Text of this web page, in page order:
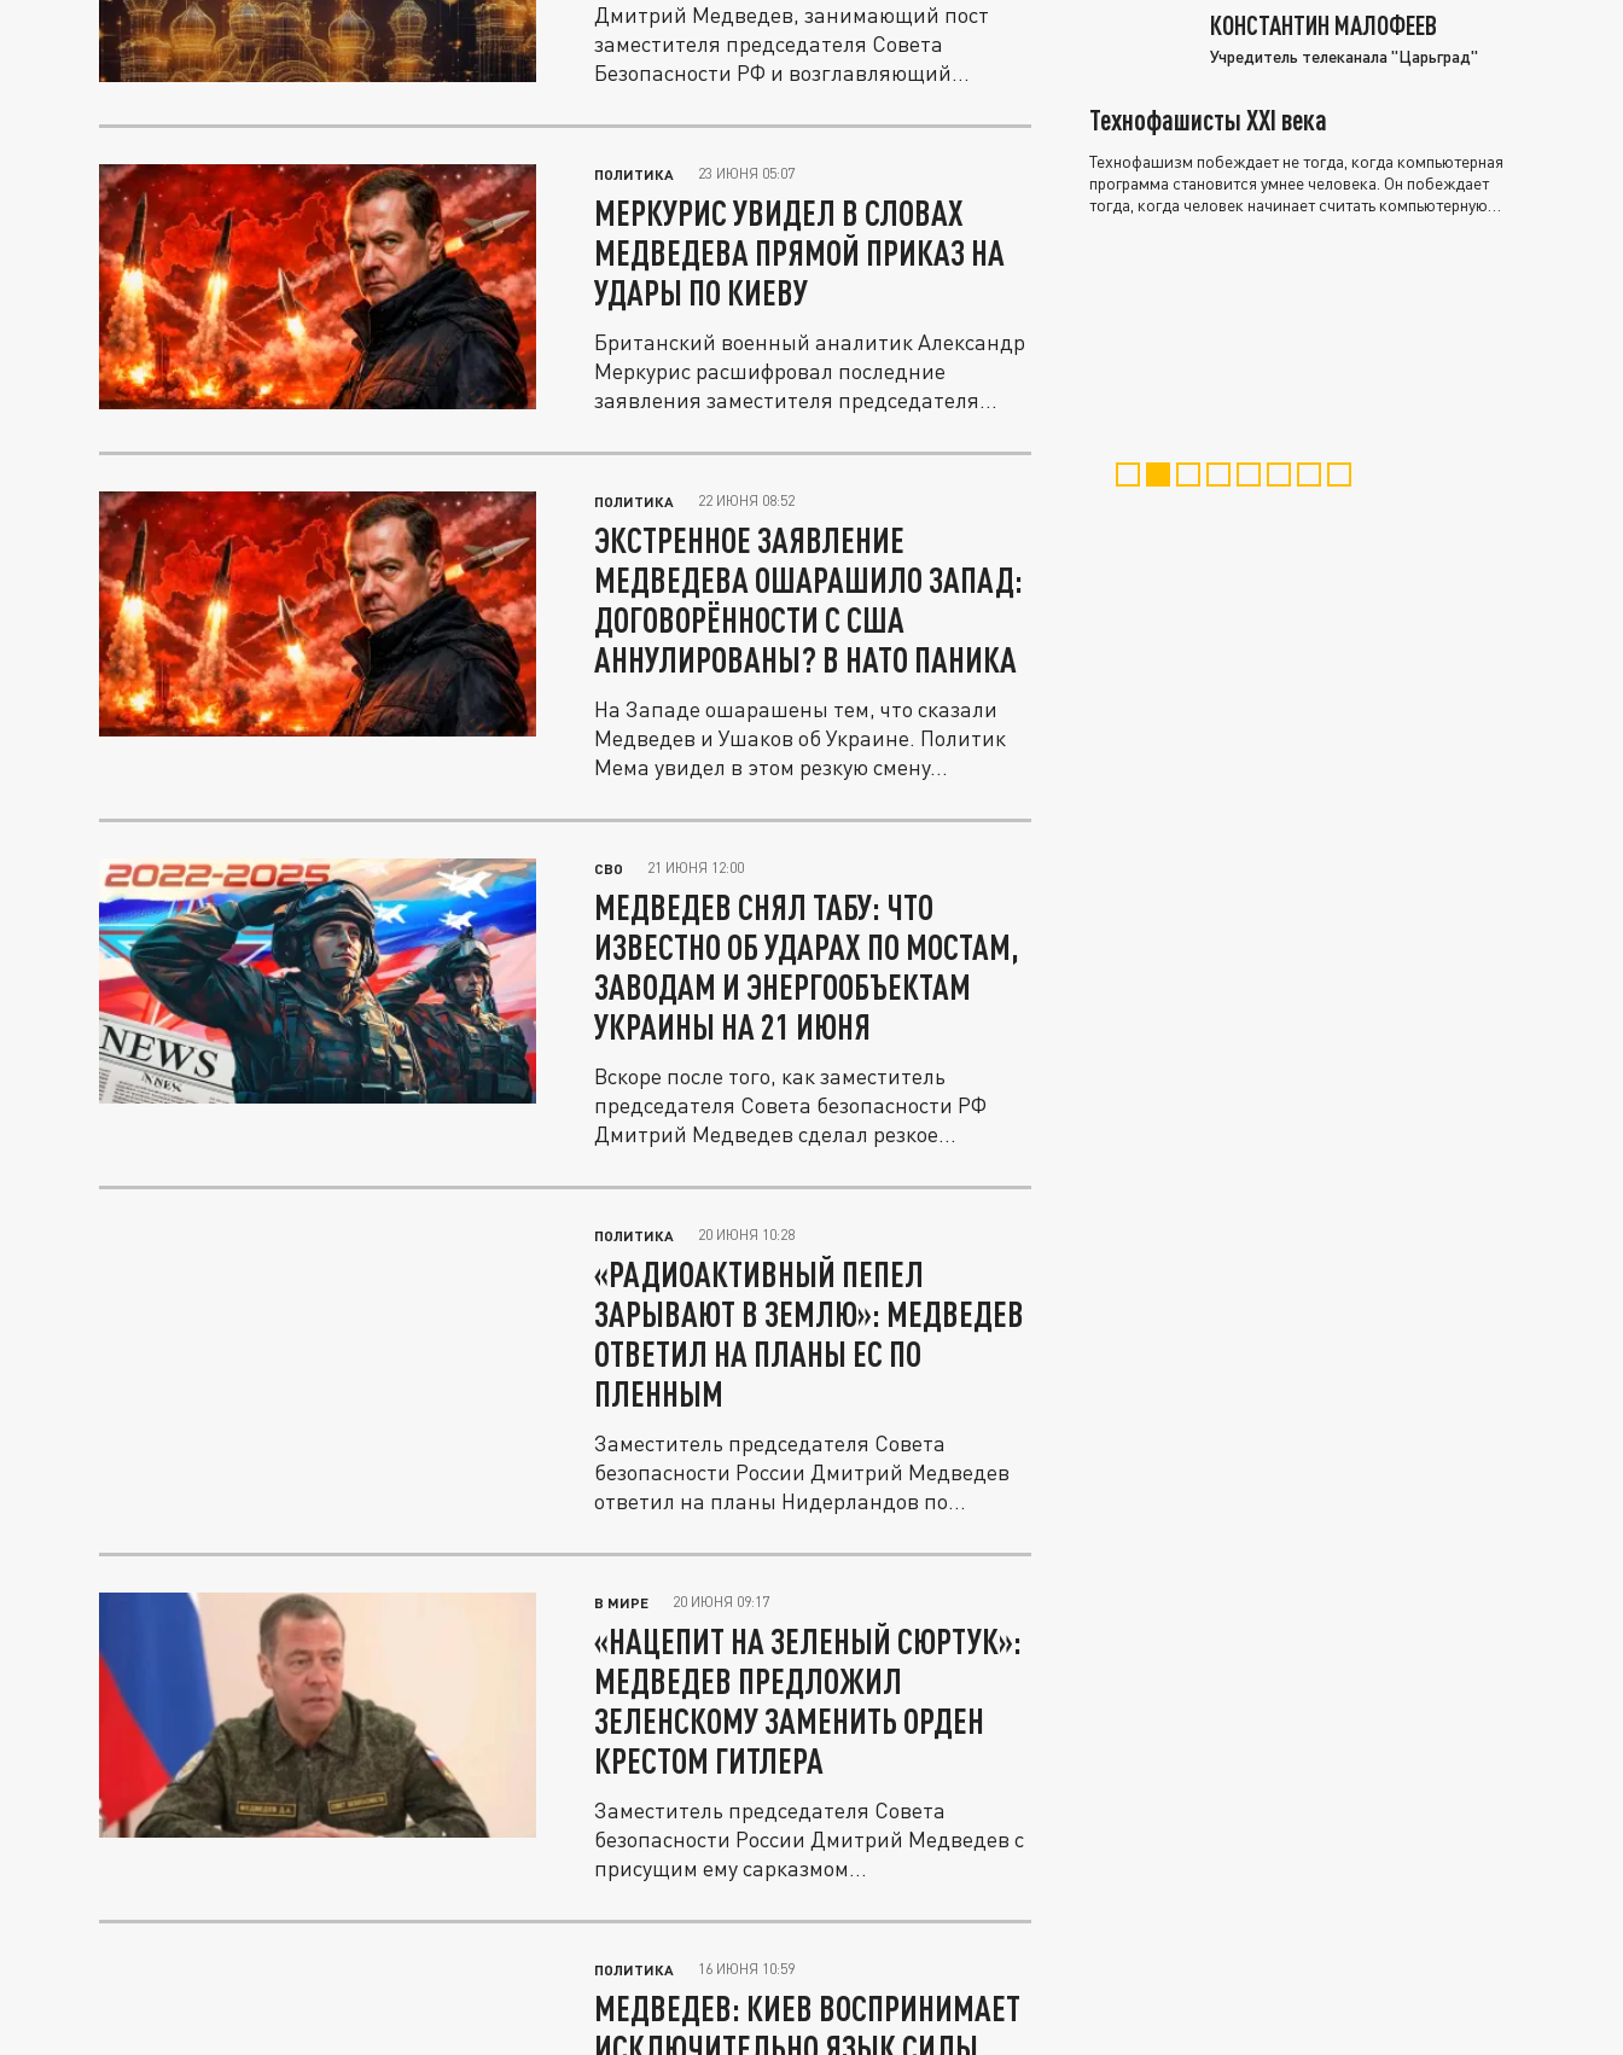
Дмитрий Медведев, занимающий пост
заместителя председателя Совета
Безопасности РФ и возглавляющий
ПОЛИТИКА 23 ИЮНЯ 05:07
МЕРКУРИС УВИДЕЛ В СЛОВАХ
МЕДВЕДЕВА ПРЯМОЙ ПРИКАЗ НА
УДАРЫ ПО КИЕВУ
Британский военный аналитик Александр
Меркурис расшифровал последние
заявления заместителя председателя...
ПОЛИТИКА 22 ИЮНЯ 08:52
ЭКСТРЕННОЕ ЗАЯВЛЕНИЕ
МЕДВЕДЕВА ОШАРАШИЛО ЗАПАД:
ДОГОВОРЁННОСТИ С США
АННУЛИРОВАНЫ? В НАТО ПАНИКА
На Западе ошарашены тем, что сказали
Медведев и Ушаков об Украине. Политик
Мема увидел в этом резкую смену...
СВО 21 ИЮНЯ 12:00
МЕДВЕДЕВ СНЯЛ ТАБУ: ЧТО
ИЗВЕСТНО ОБ УДАРАХ ПО МОСТАМ,
ЗАВОДАМ И ЭНЕРГООБЪЕКТАМ
УКРАИНЫ НА 21 ИЮНЯ
Вскоре после того, как заместитель
председателя Совета безопасности РФ
Дмитрий Медведев сделал резкое...
ПОЛИТИКА 20 ИЮНЯ 10:28
«РАДИОАКТИВНЫЙ ПЕПЕЛ
ЗАРЫВАЮТ В ЗЕМЛЮ»: МЕДВЕДЕВ
ОТВЕТИЛ НА ПЛАНЫ ЕС ПО
ПЛЕННЫМ
Заместитель председателя Совета
безопасности России Дмитрий Медведев
ответил на планы Нидерландов по
В МИРЕ 20 ИЮНЯ 09:17
«НАЦЕПИТ НА ЗЕЛЕНЫЙ СЮРТУК»:
МЕДВЕДЕВ ПРЕДЛОЖИЛ
ЗЕЛЕНСКОМУ ЗАМЕНИТЬ ОРДЕН
КРЕСТОМ ГИТЛЕРА
Заместитель председателя Совета
безопасности России Дмитрий Медведев с
присущим ему сарказмом
ПОЛИТИКА 16 ИЮНЯ 10:59
МЕДВЕДЕВ: КИЕВ ВОСПРИНИМАЕТ
КОНСТАНТИН МАЛОФЕЕВ
Учредитель телеканала "Царьград"
Технофашисты XXI века
Технофашизм побеждает не тогда, когда компьютерная
программа становится умнее человека. Он побеждает
тогда, когда человек начинает считать компьютерную